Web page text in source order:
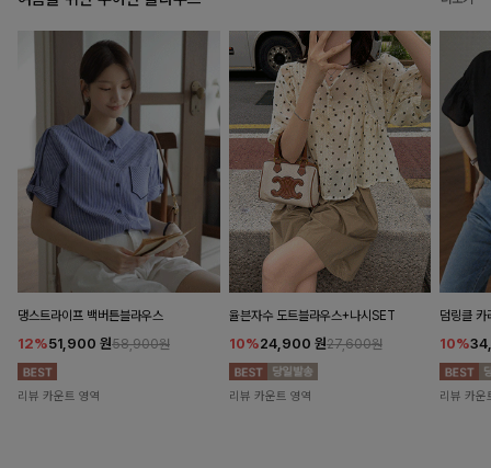
댕스트라이프 백버튼블라우스
12%51,900 원58,900원
리뷰 카운트 영역
율븐자수 도트블라우스+나시SET
10%24,900 원27,600원
리뷰 카운트 영역
덤링클 카
10%
리뷰 카운